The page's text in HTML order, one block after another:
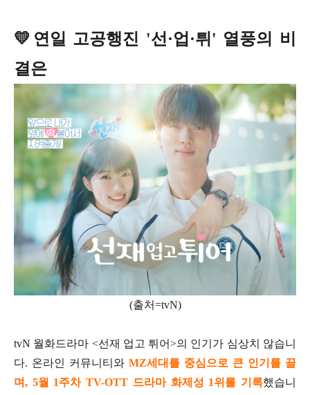
💛연일 고공행진 '선·업·튀' 열풍의 비
결은
(출처=tvN)
tvN 월화드라마 <선재 업고 튀어>의 인기가 심상치 않습니
다. 온라인 커뮤니티와 MZ세대를 중심으로 큰 인기를 끌
며, 5월 1주차 TV-OTT 드라마 화제성 1위를 기록했습니